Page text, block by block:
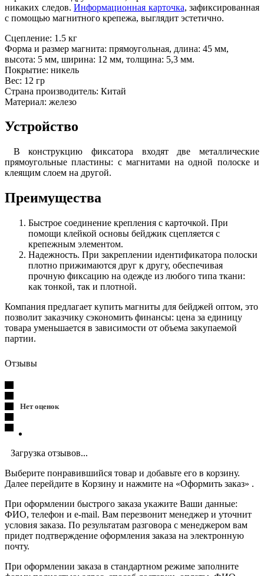
никаких следов. Информационная карточка, зафиксированная
с помощью магнитного крепежа, выглядит эстетично.
Сцепление: 1.5 кг
Форма и размер магнита: прямоугольная, длина: 45 мм,
высота: 5 мм, ширина: 12 мм, толщина: 5,3 мм.
Покрытие: никель
Вес: 12 гр
Страна производитель: Китай
Материал: железо
Устройство
В конструкцию фиксатора входят две металлические
прямоугольные пластины: с магнитами на одной полоске и
клеящим слоем на другой.
Преимущества
Быстрое соединение крепления с карточкой. При
помощи клейкой основы бейджик сцепляется с
крепежным элементом.
Надежность. При закреплении идентификатора полоски
плотно прижимаются друг к другу, обеспечивая
прочную фиксацию на одежде из любого типа ткани:
как тонкой, так и плотной.
Компания предлагает купить магниты для бейджей оптом, это
позволит заказчику сэкономить финансы: цена за единицу
товара уменьшается в зависимости от объема закупаемой
партии.
Отзывы
Нет оценок
Загрузка отзывов...
Выберите понравившийся товар и добавьте его в корзину.
Далее перейдите в Корзину и нажмите на «Оформить заказ» .
При оформлении быстрого заказа укажите Ваши данные:
ФИО, телефон и e-mail. Вам перезвонит менеджер и уточнит
условия заказа. По результатам разговора с менеджером вам
придет подтверждение оформления заказа на электронную
почту.
При оформлении заказа в стандартном режиме заполните